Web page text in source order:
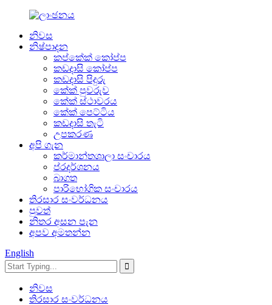
නිවස
නිෂ්පාදන
කප්කේක් කෝප්ප
කඩදාසි කෝප්ප
කඩදාසි පිදුරු
කේක් පුවරුව
කේක් ස්ථාවරය
කේක් පෙට්ටිය
කඩදාසි තැටි
උපකරණ
අපි ගැන
කර්මාන්තශාලා සංචාරය
ප්රදර්ශනය
බාගත
පාරිභෝගික සංචාරය
තිරසාර සංවර්ධනය
පුවත්
නිතර අසන පැන
අපව අමතන්න
English
නිවස
තිරසාර සංවර්ධනය